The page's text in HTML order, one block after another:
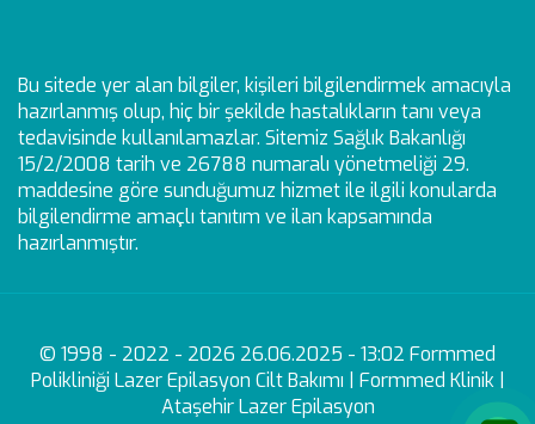
Bu sitede yer alan bilgiler, kişileri bilgilendirmek amacıyla
hazırlanmış olup, hiç bir şekilde hastalıkların tanı veya
tedavisinde kullanılamazlar. Sitemiz Sağlık Bakanlığı
15/2/2008 tarih ve 26788 numaralı yönetmeliği 29.
maddesine göre sunduğumuz hizmet ile ilgili konularda
bilgilendirme amaçlı tanıtım ve ilan kapsamında
hazırlanmıştır.
© 1998 - 2022 - 2026 26.06.2025 - 13:02 Formmed
Polikliniği Lazer Epilasyon Cilt Bakımı | Formmed Klinik |
Ataşehir Lazer Epilasyon